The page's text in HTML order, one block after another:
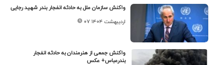
واکنش سازمان ملل به حادثه انفجار بندر شهید رجایی
۰۷ اردیبهشت ۱۴۰۴
واکنش جمعی از هنرمندان به حادثه انفجار
بندرعباس+ عکس